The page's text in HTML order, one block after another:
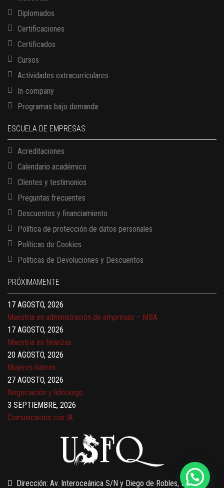
Diplomados
Certificaciones
Certificados
Cursos
Actividades extracurriculares
In-company
Programas bajo demanda
ESCUELA DE EMPRESAS
Acreditaciones
Calendario académico
Clientes y testimonios
Preguntas frecuentes
Descuentos y financiamiento
Política de protección de datos personales
Políticas de Cookies
Políticas de Devoluciones y Descuentos
PRÓXIMAMENTE
13 AGOSTO, 2026
17 AGOSTO, 2026
Gerencia de empresas familiares
17 AGOSTO, 2026
Maestría en administración de empresas – MBA
17 AGOSTO, 2026
Maestría en finanzas
20 AGOSTO, 2026
Mujeres líderes
27 AGOSTO, 2026
Negociación y liderazgo
3 SEPTIEMBRE, 2026
Comunicación con IA
Gobernanza de datos
13 AGOSTO, 2026
Finanzas para no financieros
Dirección: Av. Interoceánica S/N y Diego de Robles, Edificio